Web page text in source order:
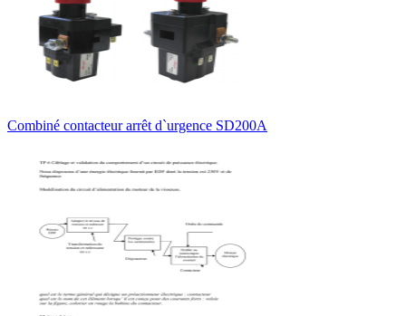
Combiné contacteur arrêt d`urgence SD200A